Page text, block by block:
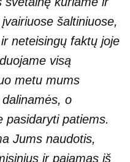
šaltiniuose,
neteisingų faktų joje
visą
metu mums
o
pasidaryti patiems.
Jums naudotis,
ir pajamas iš